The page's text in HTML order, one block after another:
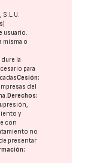
S.L.U.
usuario.
misma o
la
para
Cesión:
del
Derechos:
y
con
no
presentar